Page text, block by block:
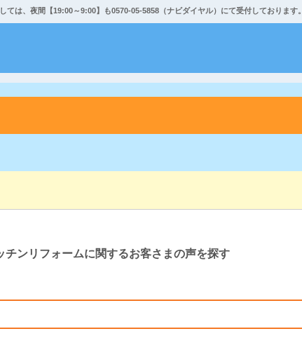
は、夜間【19:00～9:00】も0570-05-5858（ナビダイヤル）にて受付しております。
ンリフォームに関するお客さまの声を探す